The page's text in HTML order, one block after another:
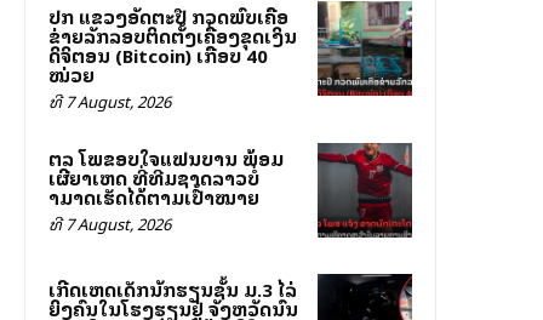
ປກສ ແຂວງອັດຕະປື ກວດພົບເຄືອ
ຂ່າຍລັກລອບຕິດຕັ້ງເຄື່ອງຂຸດເງິນ
ດິຈິຕອນ (Bitcoin) ເກືອບ 40
ໝ່ວຍ
ທີ 7 August, 2026
ສຕລ ໂພສຂອບໃຈແຟນບານ ພ້ອມ
ເຜີຍສາເຫດ ທີ່ທີມຊາດລາວບໍ່
ສາມາດເຮັດໄດ້ຕາມເປົ້າໝາຍ
ທີ 7 August, 2026
ເກີດເຫດເດັກນັກຮຽນຊັ້ນ ມ.3 ໄລ່
ຍິງຄົນໃນໂຮງຮຽນຢູ່ ຈັງຫວັດນົນ